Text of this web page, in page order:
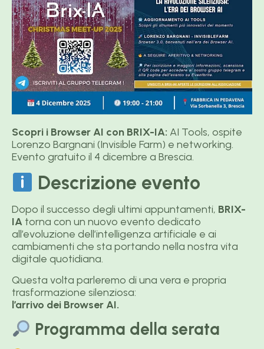
Scopri i Browser AI con BRIX-IA: AI Tools, ospite
Lorenzo Bargnani (Invisible Farm) e networking.
Evento gratuito il 4 dicembre a Brescia.
Descrizione evento
Dopo il successo degli ultimi appuntamenti, BRIX-
IA torna con un nuovo evento dedicato
all’evoluzione dell’intelligenza artificiale e ai
cambiamenti che sta portando nella nostra vita
digitale quotidiana.
Questa volta parleremo di una vera e propria
trasformazione silenziosa:
l’arrivo dei Browser AI.
Programma della serata